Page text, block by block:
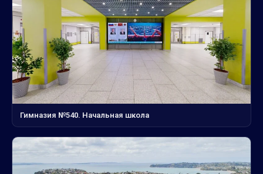
Гимназия №540. Начальная школа